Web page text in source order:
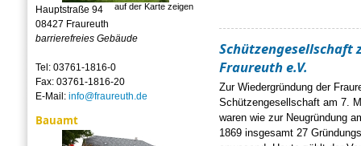
Schützengesellschaft
Fraureuth e.V.
Zur Wiedergründung der
Schützengesellschaft am 7.
waren wie zur Neugründung
1869 insgesamt 27
auf der Karte zeigen
Hauptstraße 94
08427 Fraureuth
barrierefreies Gebäude
Tel: 03761-1816-0
Fax: 03761-1816-20
E-Mail: info@fraureuth.de
Bauamt